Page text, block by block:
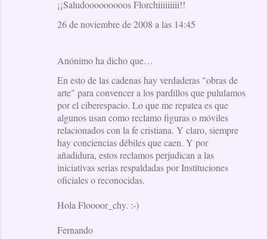
¡¡Saludooooooooos Florchiiiiiiiii!!
26 de noviembre de 2008 a las 14:45
Anónimo ha dicho que…
En esto de las cadenas hay verdaderas "obras de
arte" para convencer a los pardillos que pululamos
por el ciberespacio. Lo que me repatea es que
algunos usan como reclamo figuras o móviles
relacionados con la fe cristiana. Y claro, siempre
hay conciencias débiles que caen. Y por
añadidura, estos reclamos perjudican a las
iniciativas serias respaldadas por Instituciones
oficiales o reconocidas.
Hola Floooor_chy. :-)
Fernando